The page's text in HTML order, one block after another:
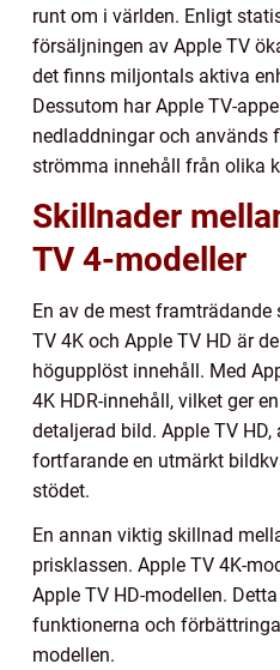
runt om i världen. Enligt
försäljningen av Apple TV
det finns miljontals aktiva
Dessutom har Apple TV-
nedladdningar och används
strömma innehåll från olika
Skillnader
TV 4-modeller
En av de mest
TV 4K och Apple TV HD är
högupplöst innehåll. Med
4K HDR-innehåll, vilket ger
detaljerad bild. Apple TV
fortfarande en utmärkt
stödet.
En annan viktig skillnad
prisklassen. Apple TV 4K-
Apple TV HD-modellen.
funktionerna och
modellen.